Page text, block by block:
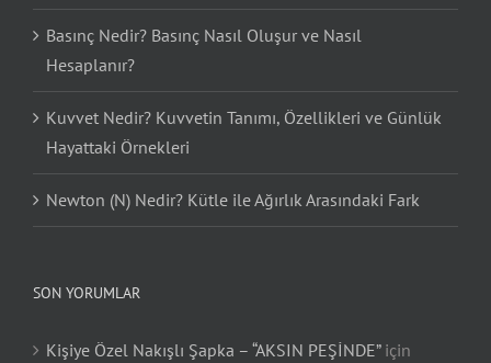
Basınç Nedir? Basınç Nasıl Oluşur ve Nasıl
Hesaplanır?
Kuvvet Nedir? Kuvvetin Tanımı, Özellikleri ve Günlük
Hayattaki Örnekleri
Newton (N) Nedir? Kütle ile Ağırlık Arasındaki Fark
SON YORUMLAR
Kişiye Özel Nakışlı Şapka – “AKSIN PEŞİNDE”için